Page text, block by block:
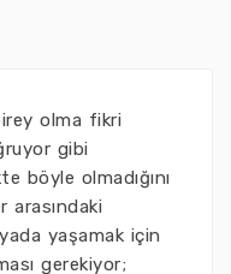
olma fikri
gibi
böyle olmadığını
arasındaki
yaşamak için
gerekiyor;